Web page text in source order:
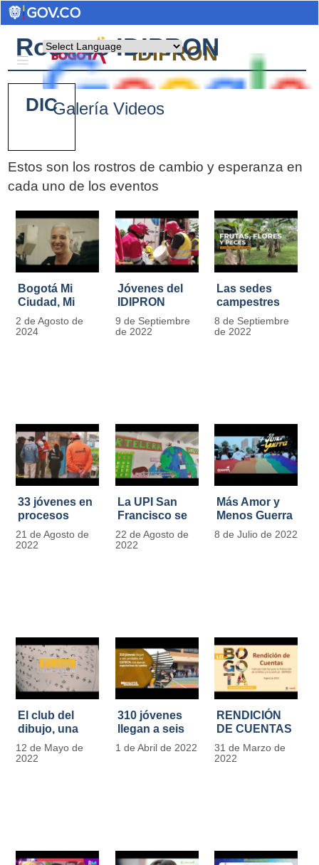
Powered by
IDIPRON
Rostros IDIPRON
Galería Videos
Estos son los rostros de cambio y esperanza en
cada uno de los eventos
Bogotá Mi
Ciudad, Mi
Casa
2 de Agosto de
2024
Jóvenes del
IDIPRON
restauraron
más de 13.000
9 de Septiembre
de 2022
Las sedes
campestres
de IDIPRON
se convierten
8 de Septiembre
de 2022
33 jóvenes en
procesos
legales por
tensiones con
21 de Agosto de
2022
La UPI San
Francisco se
llena de color
y vida con la
22 de Agosto de
2022
Más Amor y
Menos Guerra
8 de Julio de 2022
El club del
dibujo, una
apuesta para
formar
12 de Mayo de
2022
310 jóvenes
llegan a seis
unidades del
IDIPRON con
1 de Abril de 2022
RENDICIÓN
DE CUENTAS
IDIPRON |
Vigencia 2021
31 de Marzo de
2022
Pages
DIC